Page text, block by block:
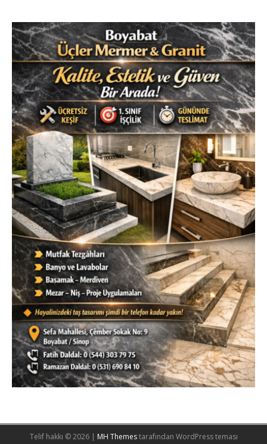
Telif hakkı © 2026 | MH Themestarafından WordPress teması